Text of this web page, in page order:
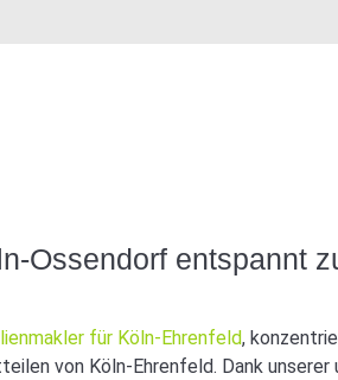
Ossendorf entspannt
für Köln-Ehrenfeld,
von Köln-Ehrenfeld. Dank